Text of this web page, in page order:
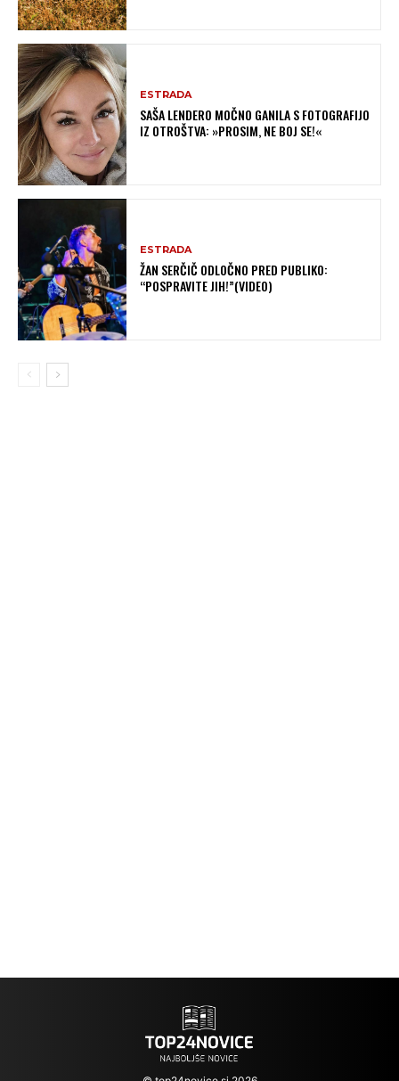
ESTRADA
SAŠA LENDERO MOČNO GANILA S FOTOGRAFIJO
IZ OTROŠTVA: »PROSIM, NE BOJ SE!«
ESTRADA
ŽAN SERČIČ ODLOČNO PRED PUBLIKO:
“POSPRAVITE JIH!”(VIDEO)